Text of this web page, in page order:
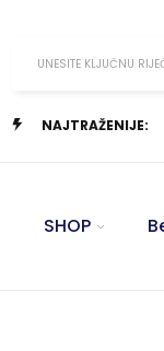
UNESITE KLJUČNU
NAJTRAŽENIJE:
SHOP